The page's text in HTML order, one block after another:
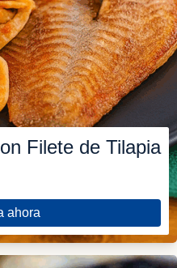
Filete de Tilapia
ahora